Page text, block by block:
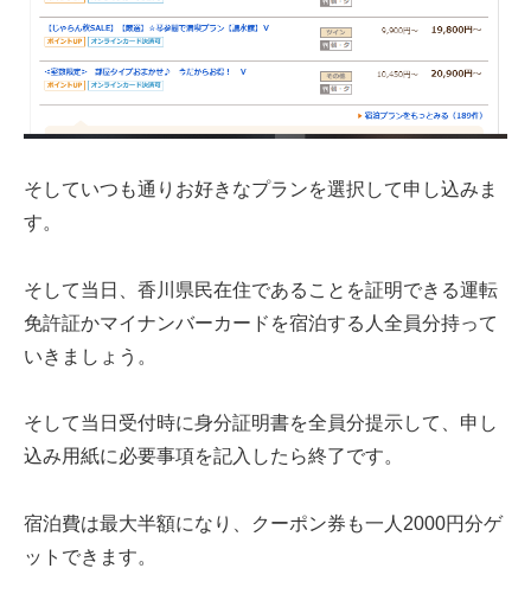
そしていつも通りお好きなプランを選択して申し込みま
す。
そして当日、香川県民在住であることを証明できる運転
免許証かマイナンバーカードを宿泊する人全員分持って
いきましょう。
そして当日受付時に身分証明書を全員分提示して、申し
込み用紙に必要事項を記入したら終了です。
宿泊費は最大半額になり、クーポン券も一人2000円分ゲ
ットできます。